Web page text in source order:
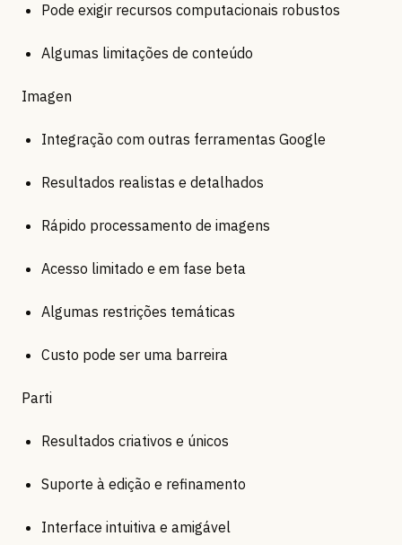
Pode exigir recursos computacionais robustos
Algumas limitações de conteúdo
Imagen
Integração com outras ferramentas Google
Resultados realistas e detalhados
Rápido processamento de imagens
Acesso limitado e em fase beta
Algumas restrições temáticas
Custo pode ser uma barreira
Parti
Resultados criativos e únicos
Suporte à edição e refinamento
Interface intuitiva e amigável